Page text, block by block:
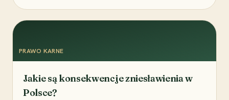
PRAWO KARNE
Jakie są konsekwencje zniesławienia w
Polsce?